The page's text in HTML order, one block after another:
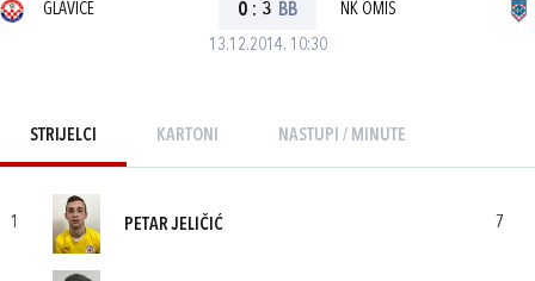
13.12.2014. 10:30
GLAVICE 0 : 3 BB NK OMIŠ
STRIJELCI KARTONI NASTUPI / MINUTE
1 PETAR JELIČIĆ 7